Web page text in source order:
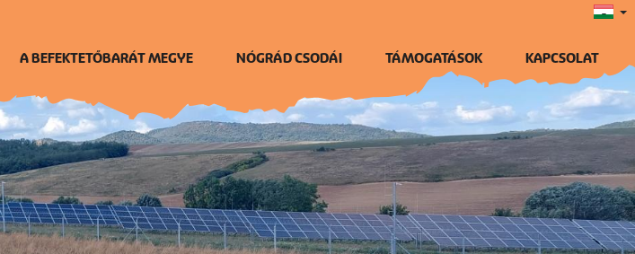
A BEFEKTETŐBARÁT MEGYE NÓGRÁD CSODÁI TÁMOGATÁSOK KAPCSOLAT